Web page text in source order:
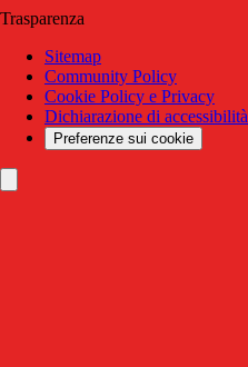
Trasparenza
Sitemap
Community Policy
Cookie Policy e Privacy
Dichiarazione di accessibilità
Preferenze sui cookie